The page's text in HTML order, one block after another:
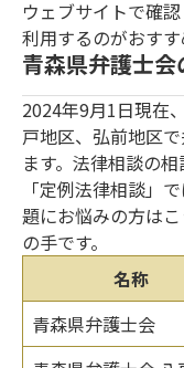
ウェブサイトで確
利用するのがおすす
青森県弁護士会
2024年9月1日現在
戸地区、弘前地区
ます。法律相談の
「定例法律相談」
題にお悩みの方は
の手です。
名称
青森県弁護士会